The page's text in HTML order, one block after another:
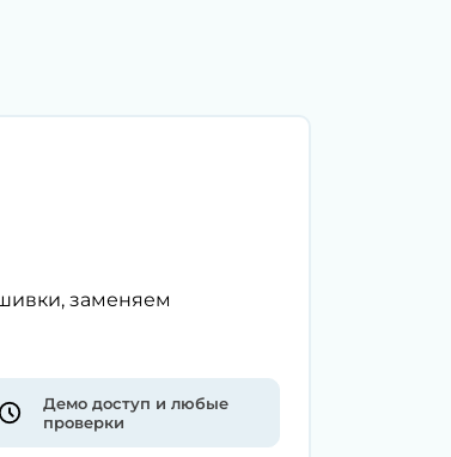
заменяем
Демо доступ и любые
проверки